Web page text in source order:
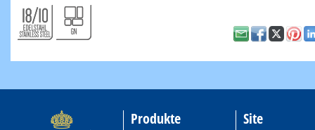
Produkte Site